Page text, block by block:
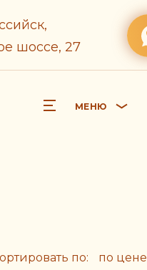
шоссе, 27
МЕНЮ
по: по цене